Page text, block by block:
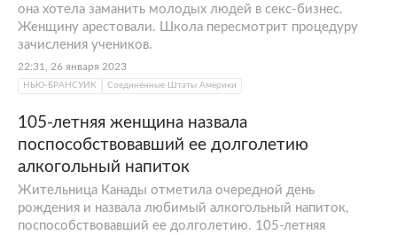
она хотела заманить молодых людей в секс-бизнес.
Женщину арестовали. Школа пересмотрит процедуру
зачисления учеников.
22:31, 26 января 2023
НЬЮ-БРАНСУИК Соединённые Штаты Америки
105-летняя женщина назвала
поспособствовавший ее долголетию
алкогольный напиток
Жительница Канады отметила очередной день
рождения и назвала любимый алкогольный напиток,
поспособствовавший ее долголетию. 105-летняя